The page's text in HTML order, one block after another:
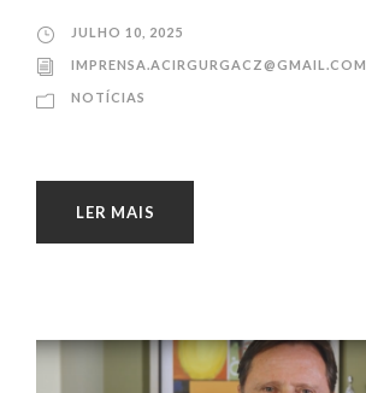
JULHO 10, 2025
IMPRENSA.ACIRGURGACZ@GMAIL.COM
NOTÍCIAS
LER MAIS